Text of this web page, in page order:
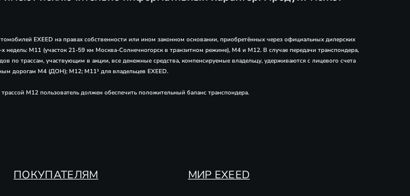
EXEED на правах собственности или ином законном основании, приобретённых через официальных дилерских
недель: М11 (участок 21-59 км Москва-Солнечногорск в транзитном режиме), М4 и М12. В случае передачи транспондера,
по трассам, участвующим в акции, все денежные средства, компенсируемые владельцу, удерживаются с лицевого счета
дорогам М4 (ДОН); М12; М11¹ для владельцев EXEED.
М12 пользователь должен обеспечить положительный баланс транспондера.
ПОКУПАТЕЛЯМ МИР EXEED